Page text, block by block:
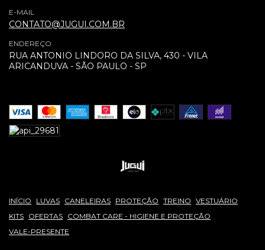
E-MAIL
CONTATO@JUGUI.COM.BR
ENDEREÇO
RUA ANTONIO LINDORO DA SILVA, 430 - VILA
ARICANDUVA - SÃO PAULO - SP
INÍCIO LUVAS CANELEIRAS PROTEÇÃO TREINO VESTUÁRIO
KITS OFERTAS COMBAT CARE - HIGIENE E PROTEÇÃO
VALE-PRESENTE